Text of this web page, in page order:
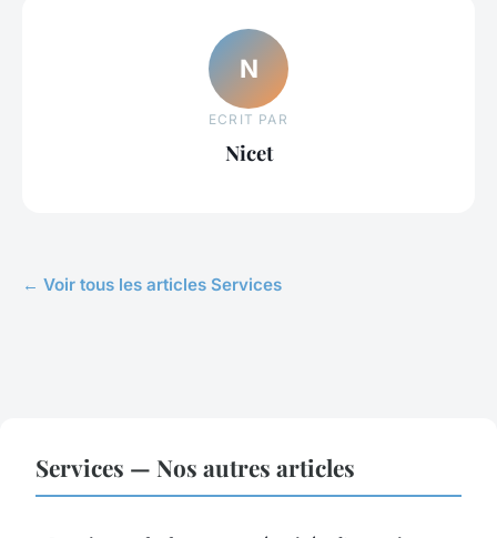
N
ECRIT PAR
Nicet
← Voir tous les articles Services
Services — Nos autres articles